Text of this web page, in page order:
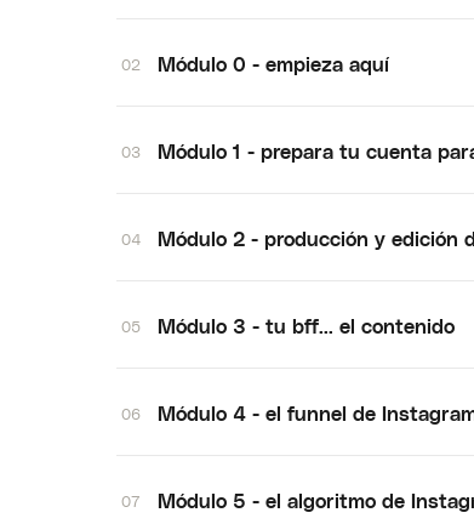
02 Módulo 0 - empieza aquí
03 Módulo 1 - prepara tu cuenta
04 Módulo 2 - producción y edición
05 Módulo 3 - tu bff... el contenido
06 Módulo 4 - el funnel de
07 Módulo 5 - el algoritmo de